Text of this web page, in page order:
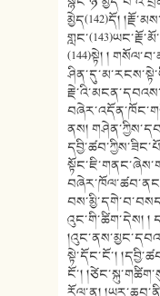
མྱེད(142)དོ།
(144)སྟེ། །
ནས།
འུང་གི་ཚིག་དེས། །
སྟེ་དོང་ངོ་།
ངོ་།
རོལ་ན།